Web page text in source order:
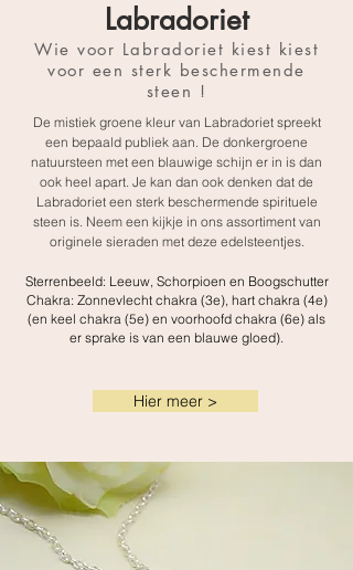
Labradoriet
Wie voor Labradoriet kiest kiest
voor een sterk beschermende
steen !
De mistiek groene kleur van Labradoriet spreekt
een bepaald publiek aan. De donkergroene
natuursteen met een blauwige schijn er in is dan
ook heel apart. Je kan dan ook denken dat de
Labradoriet een sterk beschermende spirituele
steen is. Neem een kijkje in ons assortiment van
originele sieraden met deze edelsteentjes.
Sterrenbeeld: Leeuw, Schorpioen en Boogschutter
Chakra: Zonnevlecht chakra (3e), hart chakra (4e)
(en keel chakra (5e) en voorhoofd chakra (6e) als
er sprake is van een blauwe gloed).
Hier meer >